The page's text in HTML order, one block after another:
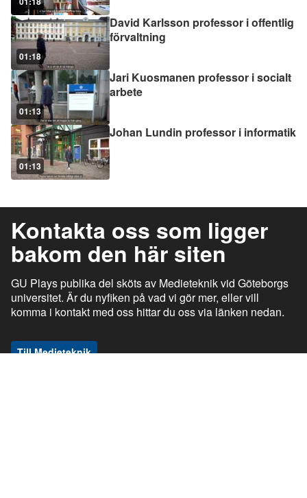
01:18
David Karlsson professor i offentlig
förvaltning
01:13
Jari Kuosmanen professor i socialt
arbete
01:13
Johan Lundin professor i informatik
Kontakta oss som ligger
bakom den här siten
GU Plays publika del sköts av Medieteknik vid Göteborgs
universitet. Är du nyfiken på vad vi gör mer, eller vill
komma i kontakt med oss hittar du oss via länken nedan.
Till Medieteknik